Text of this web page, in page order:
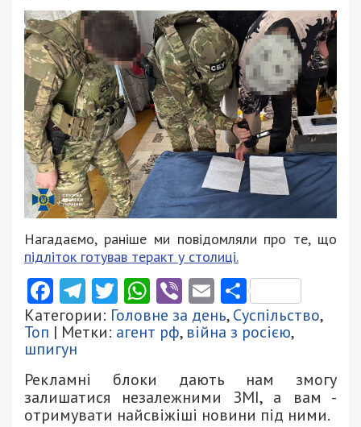
Нагадаємо, раніше ми повідомляли про те, що
підліток готував теракт у столиці.
Facebook
Telegram
Twitter
WhatsApp
ViberEmail
Категории: Головне за день,Суспільство,
Топ | Метки: агент рф, війна з росією,
шпигун
Рекламні блоки дають нам змогу
залишатися незалежними ЗМІ, а вам -
отримувати найсвіжіші новини під ними.